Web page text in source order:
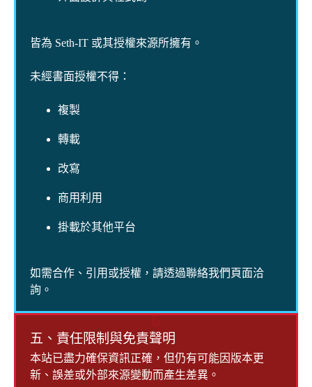
皆為 Seth-IT 或其授權來源所擁有。
未經書面授權不得：
複製
轉載
改寫
商用利用
掛載於其他平台
如需合作、引用或授權，請透過聯絡我們頁面洽
詢。
五、責任限制與免責聲明
本站已盡力確保資訊正確，但仍有可能因版本更
新、誤差或外部來源變動而產生差異。
5